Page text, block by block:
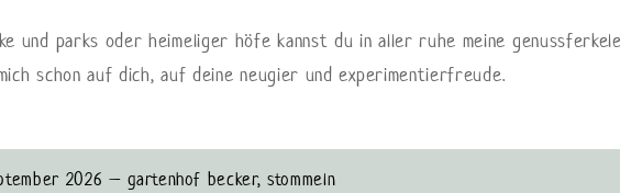
und parks oder heimeliger höfe kannst du in aller ruhe meine
schon auf dich, auf deine neugier und experimentierfreude.
2026 – gartenhof becker, stommeln